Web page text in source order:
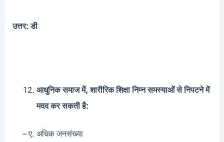
उत्तर: डी
आधुनिक समाज में, शारीरिक शिक्षा निम्न समस्याओं से निपटने में
मदद कर सकती है:
– ए. अधिक जनसंख्या